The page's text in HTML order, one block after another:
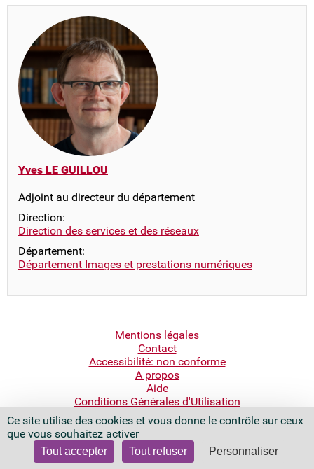
Ce site utilise des cookies et vous donne le contrôle sur ceux
que vous souhaitez activer
Tout accepter Tout refuser Personnaliser
Yves LE GUILLOU
Adjoint au directeur du département
Direction:
Direction des services et des réseaux
Département:
Département Images et prestations numériques
Mentions légales
Contact
Accessibilité: non conforme
A propos
Aide
Conditions Générales d'Utilisation
Bibliothèque nationale de France
Quai François Mauriac
75706 Paris Cedex 13 - France